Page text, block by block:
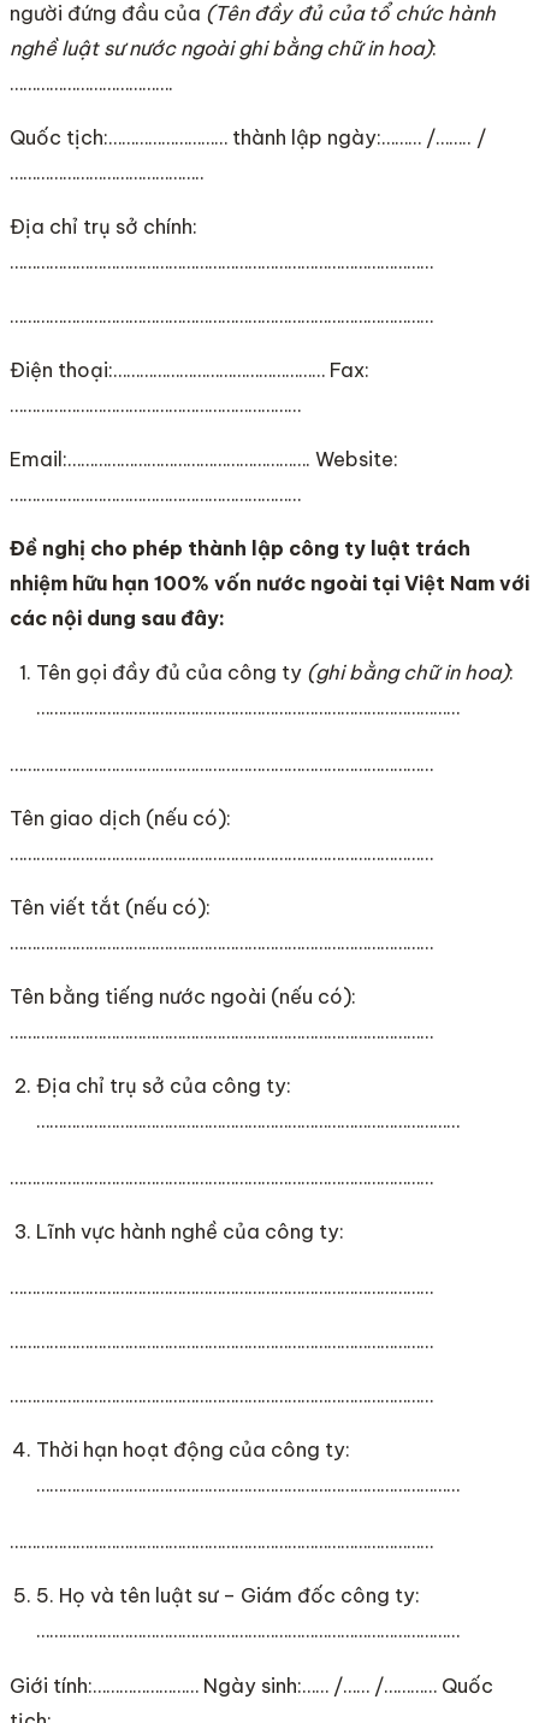
người đứng đầu của (Tên đầy đủ của tổ chức hành
nghề luật sư nước ngoài ghi bằng chữ in hoa):
……………………………….
Quốc tịch:……………………… thành lập ngày:……… /…….. /
……………………………………..
Địa chỉ trụ sở chính:
……………………………………………………………………………………
……………………………………………………………………………………
Điện thoại:………………………………………… Fax:
…………………………………………………………
Email:………………………………………………. Website:
…………………………………………………………
Đề nghị cho phép thành lập công ty luật trách
nhiệm hữu hạn 100% vốn nước ngoài tại Việt Nam với
các nội dung sau đây:
Tên gọi đầy đủ của công ty (ghi bằng chữ in hoa):
……………………………………………………………………………………
……………………………………………………………………………………
Tên giao dịch (nếu có):
……………………………………………………………………………………
Tên viết tắt (nếu có):
……………………………………………………………………………………
Tên bằng tiếng nước ngoài (nếu có):
……………………………………………………………………………………
Địa chỉ trụ sở của công ty:
……………………………………………………………………………………
……………………………………………………………………………………
Lĩnh vực hành nghề của công ty:
……………………………………………………………………………………
……………………………………………………………………………………
……………………………………………………………………………………
Thời hạn hoạt động của công ty:
……………………………………………………………………………………
……………………………………………………………………………………
5. Họ và tên luật sư – Giám đốc công ty:
……………………………………………………………………………………
Giới tính:…………………… Ngày sinh:…… /…… /………… Quốc